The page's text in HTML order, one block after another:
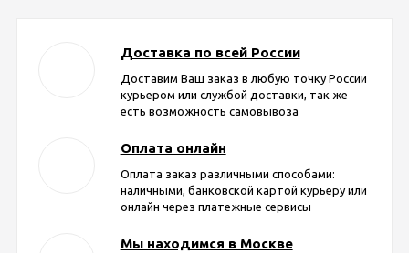
Доставка по всей России
Доставим Ваш заказ в любую точку России
курьером или службой доставки, так же
есть возможность самовывоза
Оплата онлайн
Оплата заказ различными способами:
наличными, банковской картой курьеру или
онлайн через платежные сервисы
Мы находимся в Москве